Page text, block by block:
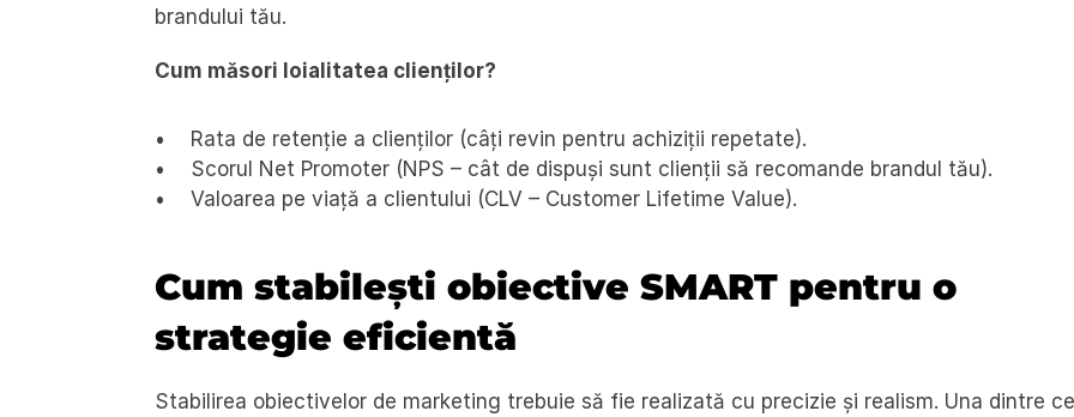
brandului tău.
Cum măsori loialitatea clienților?
Rata de retenție a clienților (câți revin pentru achiziții repetate).
Scorul Net Promoter (NPS – cât de dispuși sunt clienții să recomande brandul tău).
Valoarea pe viață a clientului (CLV – Customer Lifetime Value).
Cum stabilești obiective SMART pentru o
strategie eficientă
Stabilirea obiectivelor de marketing trebuie să fie realizată cu precizie și realism. Una dintre